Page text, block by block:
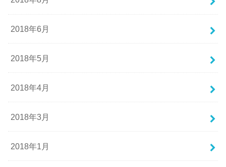
2018年6月
2018年5月
2018年4月
2018年3月
2018年1月